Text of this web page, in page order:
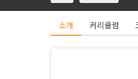
소개 커리큘럼